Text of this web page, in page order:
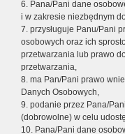
6. Pana/Pani dane
i w zakresie niezbędnym
7. przysługuje Panu/Pani
osobowych oraz ich
przetwarzania lub prawo
przetwarzania,
8. ma Pan/Pani prawo
Danych Osobowych,
9. podanie przez Pana/
(dobrowolne) w celu
10. Pana/Pani dane